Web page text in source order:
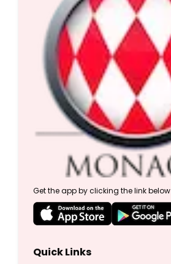
Get the app by clicking the link below
Quick Links